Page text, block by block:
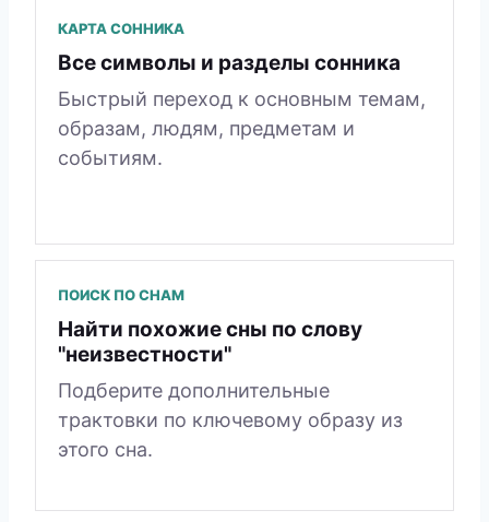
КАРТА СОННИКА
Все символы и разделы сонника
Быстрый переход к основным темам,
образам, людям, предметам и
событиям.
ПОИСК ПО СНАМ
Найти похожие сны по слову
"неизвестности"
Подберите дополнительные
трактовки по ключевому образу из
этого сна.